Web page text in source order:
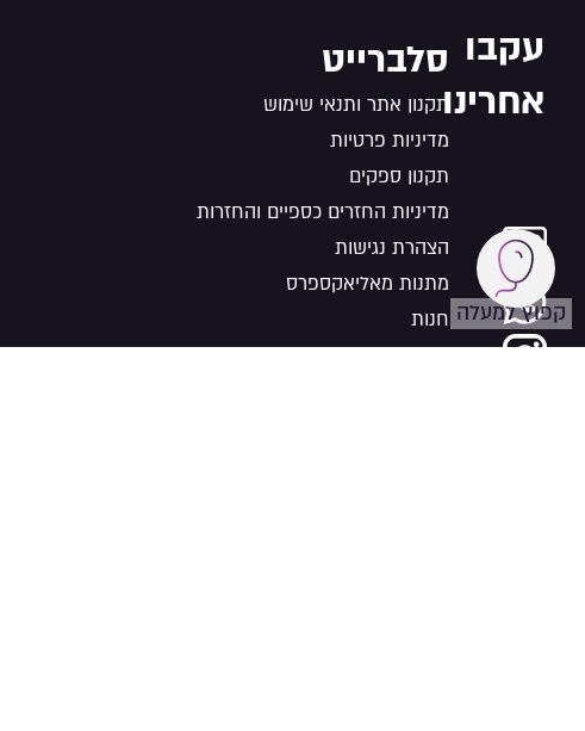
עקבו
אחרינו
סלברייט
תקנון אתר ותנאי שימוש
מדיניות פרטיות
תקנון ספקים
מדיניות החזרים כספיים והחזרות
הצהרת נגישות
מתנות מאליאקספרס
חנות
פרסום בסלברייט
קפוץ למעלה